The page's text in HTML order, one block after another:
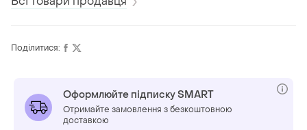
Поділитися:
Оформлюйте підписку SMART
Отримайте замовлення з безкоштовною
доставкою